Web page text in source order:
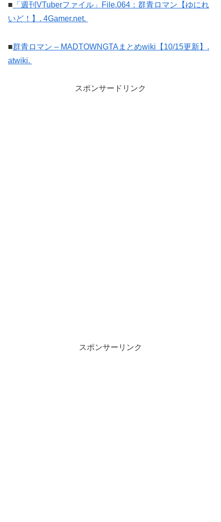
■ 「週刊VTuberファイル」File.064：群青ロマン【ゆにれ
いど！】. 4Gamer.net.
■群青ロマン – MADTOWNGTAまとめwiki【10/15更新】.
atwiki.
スポンサードリンク
スポンサーリンク